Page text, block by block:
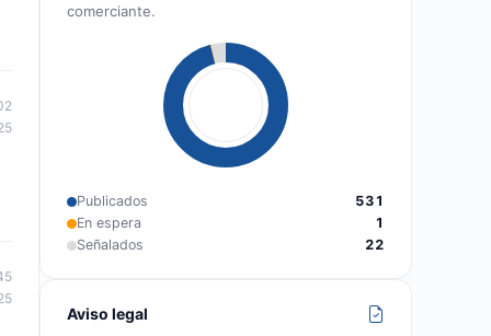
comerciante.
Publicados
531
En espera
1
Señalados
22
Aviso legal